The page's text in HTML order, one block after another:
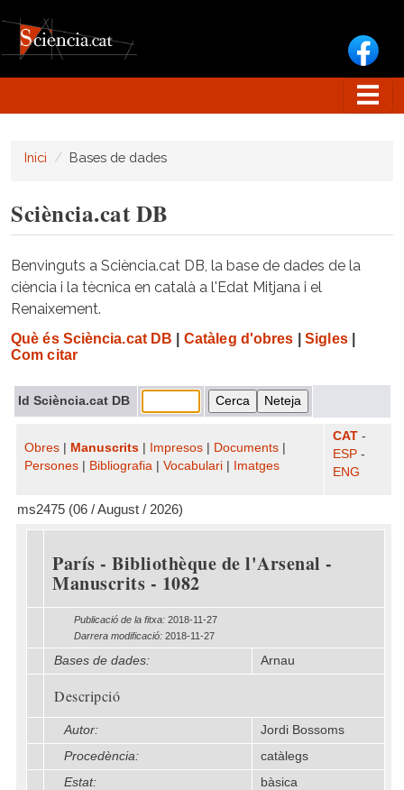
Inici Bases de dades
Sciència.cat DB
Benvinguts a Sciència.cat DB, la base de dades de la
ciència i la tècnica en català a l'Edat Mitjana i el
Renaixement.
Què és Sciència.cat DB Catàleg d'obres Sigles|
Com citar
Id Sciència.cat DB
Obres Manuscrits Impresos Documents
Persones
Bibliografia Vocabulari Imatges
CAT -
ESP -
ENG
ms2475 (06 / August / 2026)
París - Bibliothèque de l'Arsenal -
Manuscrits - 1082
Publicació de la fitxa: 2018-11-27
Darrera modificació: 2018-11-27
Bases de dades: Arnau
Descripció
Autor:
Jordi Bossoms
Procedència:
catàlegs
Estat:
bàsica